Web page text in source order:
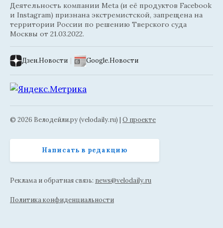
Деятельность компании Meta (и её продуктов Facebook
и Instagram) признана экстремистской, запрещена на
территории России по решению Тверского суда
Москвы от 21.03.2022.
Дзен.Новости | Google.Новости
© 2026 Велодейли.ру (velodaily.ru) | О проекте
Написать в редакцию
Реклама и обратная связь: news@velodaily.ru
Политика конфиденциальности